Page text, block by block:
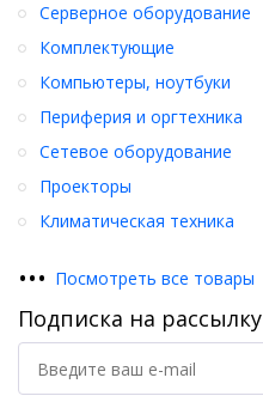
Серверное оборудование
Комплектующие
Компьютеры, ноутбуки
Периферия и оргтехника
Сетевое оборудование
Проекторы
Климатическая техника
••• Посмотреть все товары
Подписка на рассылку